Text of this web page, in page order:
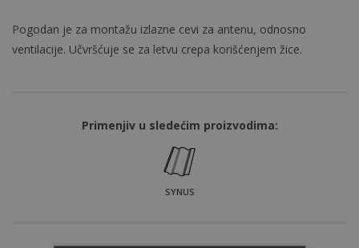
Pogodan je za montažu izlazne cevi za antenu, odnosno
ventilacije. Učvršćuje se za letvu crepa korišćenjem žice.
Primenjiv u sledećim proizvodima:
SYNUS